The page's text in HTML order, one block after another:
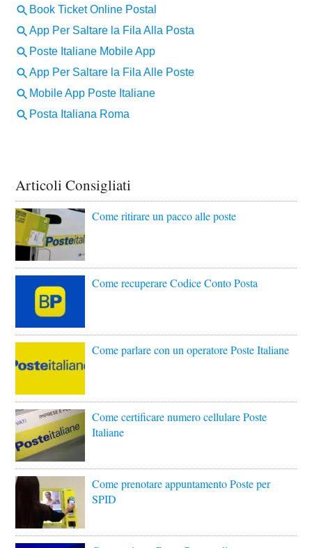
Articoli Consigliati
Come ritirare un pacco alle poste
Come recuperare Codice Conto Posta
Come parlare con un operatore Poste Italiane
Come certificare numero cellulare Poste
Italiane
Come prenotare appuntamento Poste per
SPID